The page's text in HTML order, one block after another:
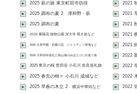
2025 萩の旅 東京町田市彷徨
2025 調布の夏 2 津和野・萩
2025 調布の夏
2025 紫陽花 植物公園 深大寺 覗き坂など
2025 大泉学園 初夏の花 ジャイアンツ球場など
2025 大和四寺巡礼と南山城のみほとけに出逢う旅
2025 東京の桜 世田谷 小石川 奈良巡礼旅
2025 春先の樹々 小石川 成城など
2025 早春の木立 2 横浜中華街など
2021
2021
2021
2021
2021
2022
2022
2022
2022